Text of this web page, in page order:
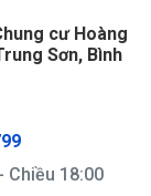
cư Hoàng
Sơn, Bình
Chiều 18:00